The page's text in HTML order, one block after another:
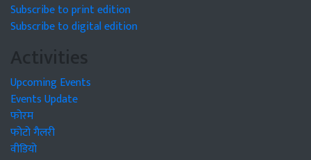
Subscribe to print edition
Subscribe to digital edition
Activities
Upcoming Events
Events Update
फोरम
फोटो गैलरी
वीडियो